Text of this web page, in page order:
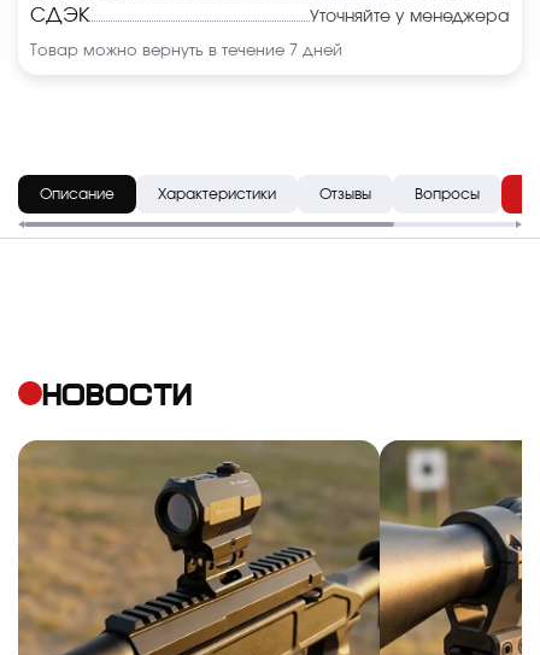
СДЭК Уточняйте у менеджера
Товар можно вернуть в течение 7 дней
Описание Характеристики Отзывы Вопросы
НОВОСТИ